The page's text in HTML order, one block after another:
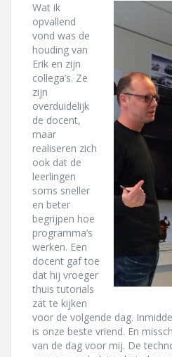
Wat ik
opvallend
vond was de
houding van
Erik en zijn
collega’s. Ze
zijn
overduidelijk
de docent,
maar
realiseren zich
ook dat de
leerlingen
soms sneller
en beter
begrijpen hoe
programma’s
werken. Een
docent gaf toe
dat hij vroeger
thuis tutorials
zat te kijken
voor de volgende dag.
is onze beste vriend. En
van de dag voor mij. De